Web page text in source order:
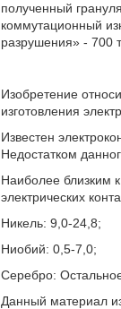
полученный
коммутационный
разрушения» - 700
Изобретение
изготовления
Известен
Недостатком
Наиболее близким
электрических
Никель: 9,0-24,8;
Ниобий: 0,5-7,0;
Серебро:
Данный материал